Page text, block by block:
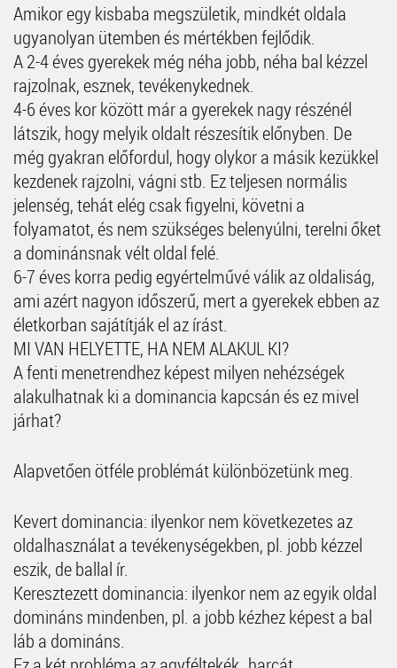
Amikor egy kisbaba megszületik, mindkét oldala
ugyanolyan ütemben és mértékben fejlődik.
A 2-4 éves gyerekek még néha jobb, néha bal kézzel
rajzolnak, esznek, tevékenykednek.
4-6 éves kor között már a gyerekek nagy részénél
látszik, hogy melyik oldalt részesítik előnyben. De
még gyakran előfordul, hogy olykor a másik kezükkel
kezdenek rajzolni, vágni stb. Ez teljesen normális
jelenség, tehát elég csak figyelni, követni a
folyamatot, és nem szükséges belenyúlni, terelni őket
a dominánsnak vélt oldal felé.
6-7 éves korra pedig egyértelművé válik az oldaliság,
ami azért nagyon időszerű, mert a gyerekek ebben az
életkorban sajátítják el az írást.
MI VAN HELYETTE, HA NEM ALAKUL KI?
A fenti menetrendhez képest milyen nehézségek
alakulhatnak ki a dominancia kapcsán és ez mivel
járhat?
Alapvetően ötféle problémát különbözetünk meg.
Kevert dominancia: ilyenkor nem következetes az
oldalhasználat a tevékenységekben, pl. jobb kézzel
eszik, de ballal ír.
Keresztezett dominancia: ilyenkor nem az egyik oldal
domináns mindenben, pl. a jobb kézhez képest a bal
láb a domináns.